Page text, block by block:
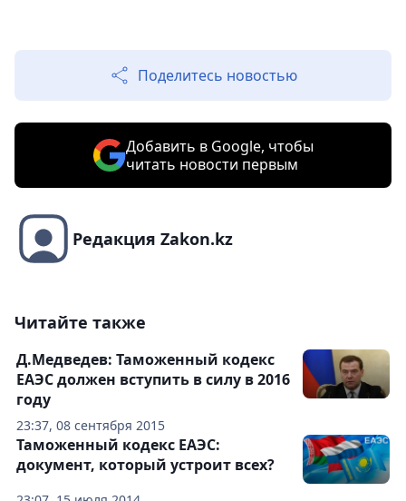
Поделитесь новостью
Добавить в Google, чтобы
читать новости первым
Редакция Zakon.kz
Читайте также
23:37, 08 сентября 2015
Д.Медведев: Таможенный кодекс
ЕАЭС должен вступить в силу в 2016
году
Таможенный кодекс ЕАЭС:
документ, который устроит всех?